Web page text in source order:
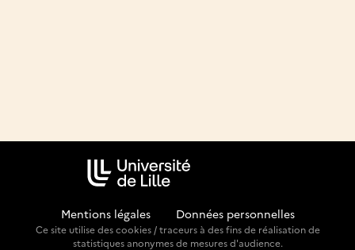
Mentions légales Données personnelles
Ce site utilise des cookies / traceurs à des fins de réalisation de
statistiques anonymes de mesures d'audience.